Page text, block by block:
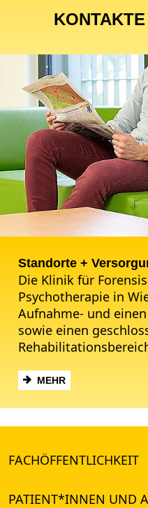
Standorte +
Die Klinik für
Psychotherapie in
Aufnahme- und
sowie einen
MEHR
FACHÖFFENTLICHKEIT
PATIENT*INNEN UND